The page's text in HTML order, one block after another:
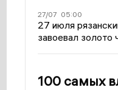
27/07 05:00
27 июля
завоевал
100 самых